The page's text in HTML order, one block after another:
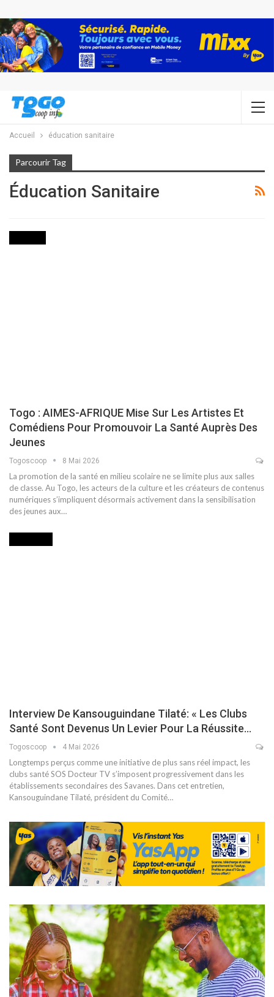
Accueil éducation sanitaire
Parcourir Tag
Éducation Sanitaire
Togo : AIMES-AFRIQUE Mise Sur Les Artistes Et
Comédiens Pour Promouvoir La Santé Auprès Des
Jeunes
Togoscoop 8 Mai 2026
La promotion de la santé en milieu scolaire ne se limite plus aux salles
de classe. Au Togo, les acteurs de la culture et les créateurs de contenus
numériques s’impliquent désormais activement dans la sensibilisation
des jeunes aux…
Interview De Kansouguindane Tilaté: « Les Clubs
Santé Sont Devenus Un Levier Pour La Réussite…
Togoscoop 4 Mai 2026
Longtemps perçus comme une initiative de plus sans réel impact, les
clubs santé SOS Docteur TV s’imposent progressivement dans les
établissements secondaires des Savanes. Dans cet entretien,
Kansouguindane Tilaté, président du Comité…